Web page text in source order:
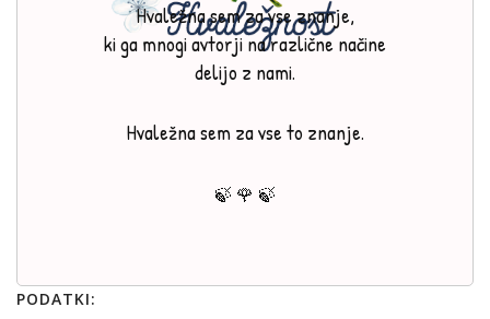
Hvaležna sem za vse znanje,
ki ga mnogi avtorji na različne načine
delijo z nami.
Hvaležna sem za vse to znanje.
🍃 🌹 🍃
PODATKI: